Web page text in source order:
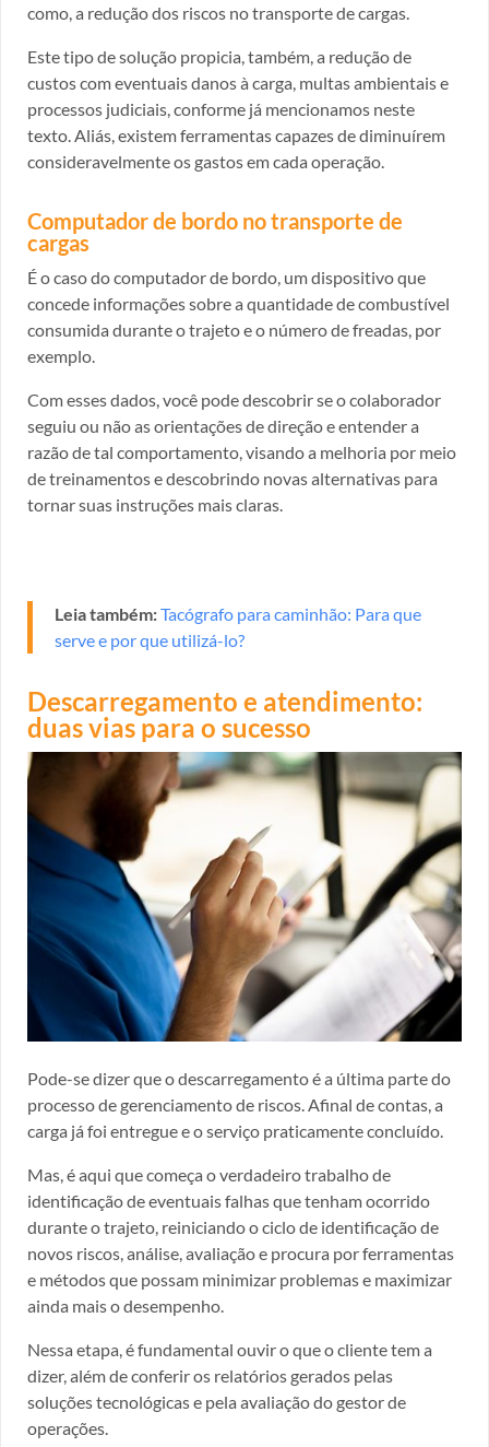
como, a redução dos riscos no transporte de cargas.
Este tipo de solução propicia, também, a redução de
custos com eventuais danos à carga, multas ambientais e
processos judiciais, conforme já mencionamos neste
texto. Aliás, existem ferramentas capazes de diminuírem
consideravelmente os gastos em cada operação.
Computador de bordo no transporte de
cargas
É o caso do computador de bordo, um dispositivo que
concede informações sobre a quantidade de combustível
consumida durante o trajeto e o número de freadas, por
exemplo.
Com esses dados, você pode descobrir se o colaborador
seguiu ou não as orientações de direção e entender a
razão de tal comportamento, visando a melhoria por meio
de treinamentos e descobrindo novas alternativas para
tornar suas instruções mais claras.
Leia também:Tacógrafo para caminhão: Para que
serve e por que utilizá-lo?
Descarregamento e atendimento:
duas vias para o sucesso
Pode-se dizer que o descarregamento é a última parte do
processo de gerenciamento de riscos. Afinal de contas, a
carga já foi entregue e o serviço praticamente concluído.
Mas, é aqui que começa o verdadeiro trabalho de
identificação de eventuais falhas que tenham ocorrido
durante o trajeto, reiniciando o ciclo de identificação de
novos riscos, análise, avaliação e procura por ferramentas
e métodos que possam minimizar problemas e maximizar
ainda mais o desempenho.
Nessa etapa, é fundamental ouvir o que o cliente tem a
dizer, além de conferir os relatórios gerados pelas
soluções tecnológicas e pela avaliação do gestor de
operações.